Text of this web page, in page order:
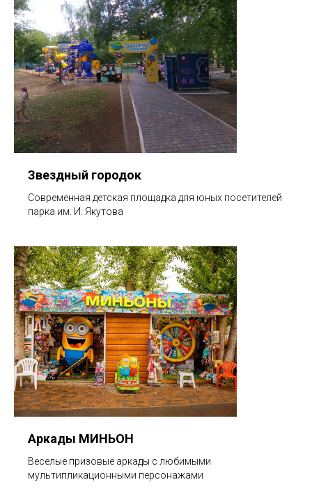
Звездный городок
Современная детская площадка для юных посетителей
парка им. И. Якутова
Аркады МИНЬОН
Веселые призовые аркады с любимыми
мультипликационными персонажами